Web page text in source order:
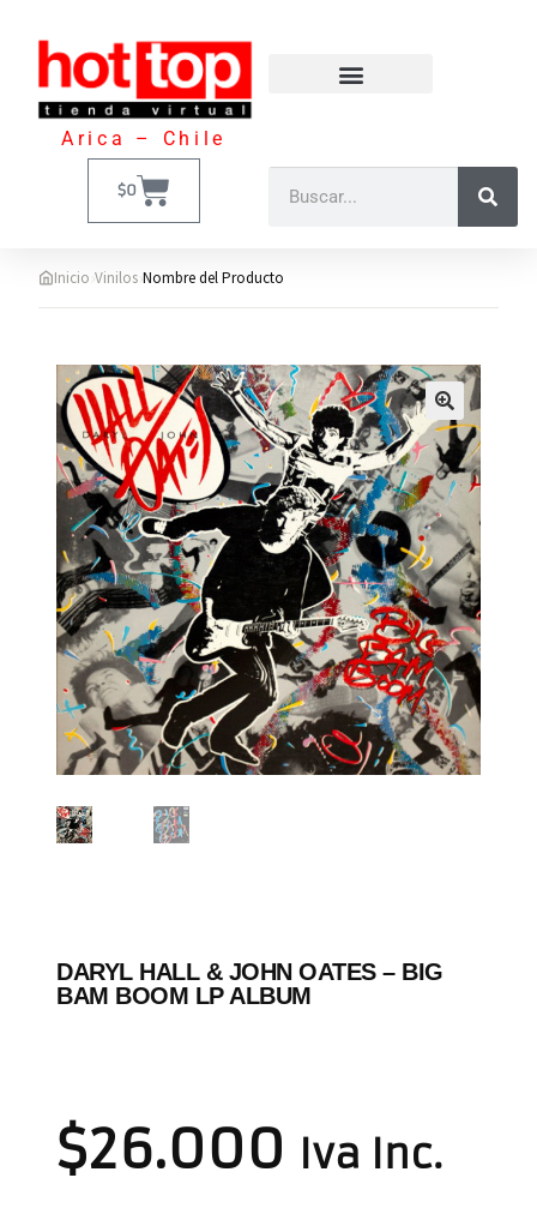
Arica – Chile
$0
Inicio›Vinilos›Nombre del Producto
DARYL HALL & JOHN OATES – BIG
BAM BOOM LP ALBUM
$26.000 Iva Inc.